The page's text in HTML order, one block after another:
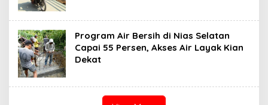
Program Air Bersih di Nias Selatan
Capai 55 Persen, Akses Air Layak Kian
Dekat